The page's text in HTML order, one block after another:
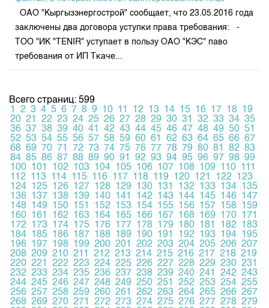
ОАО "Кыргызэнергострой" сообщает, что 23.05.2016 года
заключены два договора уступки права требования: -
ТОО "ИК "TENIR" уступает в пользу ОАО "КЭС" паво
требования от ИП Ткаче...
Всего страниц: 599
1
2 3 4 5 6 7 8 9 10 11 12 13 14 15 16 17 18 19
20 21 22 23 24 25 26 27 28 29 30 31 32 33 34 35
36 37 38 39 40 41 42 43 44 45 46 47 48 49 50 51
52 53 54 55 56 57 58 59 60 61 62 63 64 65 66 67
68 69 70 71 72 73 74 75 76 77 78 79 80 81 82 83
84 85 86 87 88 89 90 91 92 93 94 95 96 97 98 99
100 101 102 103 104 105 106 107 108 109 110 111
112 113 114 115 116 117 118 119 120 121 122 123
124 125 126 127 128 129 130 131 132 133 134 135
136 137 138 139 140 141 142 143 144 145 146 147
148 149 150 151 152 153 154 155 156 157 158 159
160 161 162 163 164 165 166 167 168 169 170 171
172 173 174 175 176 177 178 179 180 181 182 183
184 185 186 187 188 189 190 191 192 193 194 195
196 197 198 199 200 201 202 203 204 205 206 207
208 209 210 211 212 213 214 215 216 217 218 219
220 221 222 223 224 225 226 227 228 229 230 231
232 233 234 235 236 237 238 239 240 241 242 243
244 245 246 247 248 249 250 251 252 253 254 255
256 257 258 259 260 261 262 263 264 265 266 267
268 269 270 271 272 273 274 275 276 277 278 279